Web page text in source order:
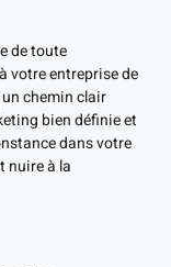
de toute
votre entreprise de
chemin clair
bien définie et
dans votre
nuire à la